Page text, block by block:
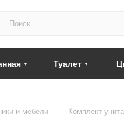
Туалет
и мебели — Комплект